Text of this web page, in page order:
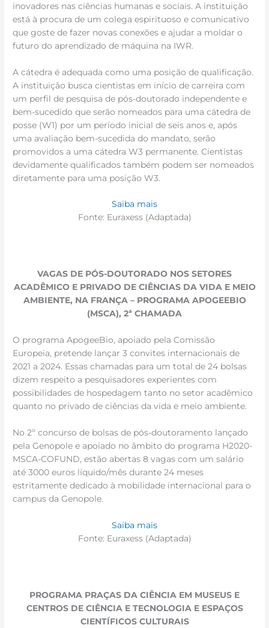
inovadores nas ciências humanas e sociais. A instituição
está à procura de um colega espirituoso e comunicativo
que goste de fazer novas conexões e ajudar a moldar o
futuro do aprendizado de máquina na IWR.
A cátedra é adequada como uma posição de qualificação.
A instituição busca cientistas em início de carreira com
um perfil de pesquisa de pós-doutorado independente e
bem-sucedido que serão nomeados para uma cátedra de
posse (W1) por um período inicial de seis anos e, após
uma avaliação bem-sucedida do mandato, serão
promovidos a uma cátedra W3 permanente. Cientistas
devidamente qualificados também podem ser nomeados
diretamente para uma posição W3.
Saiba mais
Fonte: Euraxess (Adaptada)
VAGAS DE PÓS-DOUTORADO NOS SETORES
ACADÊMICO E PRIVADO DE CIÊNCIAS DA VIDA E MEIO
AMBIENTE, NA FRANÇA – PROGRAMA APOGEEBIO
(MSCA), 2ª CHAMADA
O programa ApogeeBio, apoiado pela Comissão
Europeia, pretende lançar 3 convites internacionais de
2021 a 2024. Essas chamadas para um total de 24 bolsas
dizem respeito a pesquisadores experientes com
possibilidades de hospedagem tanto no setor acadêmico
quanto no privado de ciências da vida e meio ambiente.
No 2º concurso de bolsas de pós-doutoramento lançado
pela Genopole e apoiado no âmbito do programa H2020-
MSCA-COFUND, estão abertas 8 vagas com um salário
até 3000 euros líquido/mês durante 24 meses
estritamente dedicado à mobilidade internacional para o
campus da Genopole.
Saiba mais
Fonte: Euraxess (Adaptada)
PROGRAMA PRAÇAS DA CIÊNCIA EM MUSEUS E
CENTROS DE CIÊNCIA E TECNOLOGIA E ESPAÇOS
CIENTÍFICOS CULTURAIS